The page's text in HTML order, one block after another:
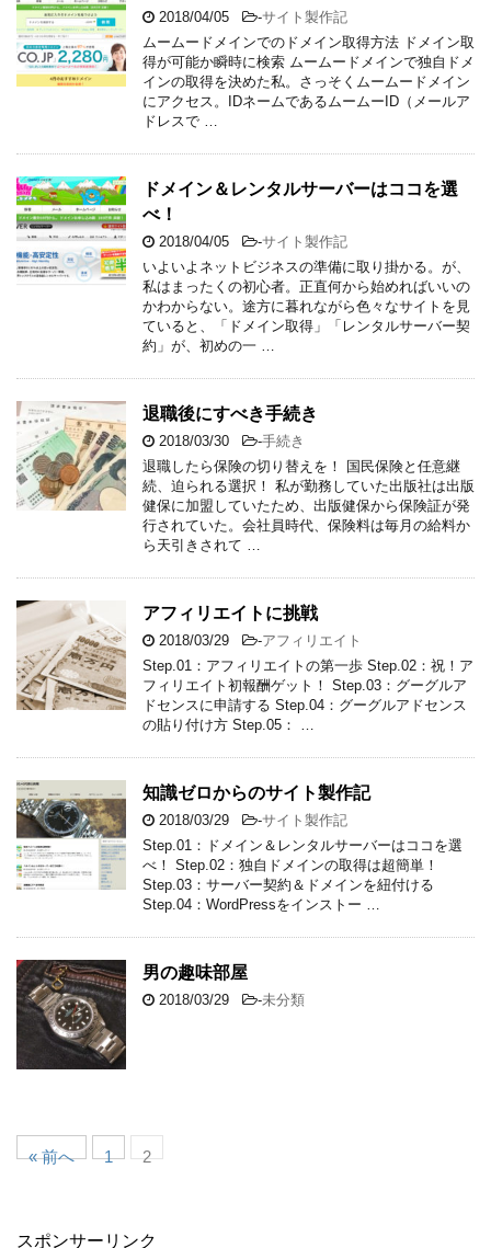
2018/04/05 -サイト製作記
ムームードメインでのドメイン取得方法 ドメイン取
得が可能か瞬時に検索 ムームードメインで独自ドメ
インの取得を決めた私。さっそくムームードメイン
にアクセス。IDネームであるムームーID（メールア
ドレスで …
ドメイン＆レンタルサーバーはココを選
べ！
2018/04/05 -サイト製作記
いよいよネットビジネスの準備に取り掛かる。が、
私はまったくの初心者。正直何から始めればいいの
かわからない。途方に暮れながら色々なサイトを見
ていると、「ドメイン取得」「レンタルサーバー契
約」が、初めの一 …
退職後にすべき手続き
2018/03/30 -手続き
退職したら保険の切り替えを！ 国民保険と任意継
続、迫られる選択！ 私が勤務していた出版社は出版
健保に加盟していたため、出版健保から保険証が発
行されていた。会社員時代、保険料は毎月の給料か
ら天引きされて …
アフィリエイトに挑戦
2018/03/29 -アフィリエイト
Step.01：アフィリエイトの第一歩 Step.02：祝！ア
フィリエイト初報酬ゲット！ Step.03：グーグルア
ドセンスに申請する Step.04：グーグルアドセンス
の貼り付け方 Step.05： …
知識ゼロからのサイト製作記
2018/03/29 -サイト製作記
Step.01：ドメイン＆レンタルサーバーはココを選
べ！ Step.02：独自ドメインの取得は超簡単！
Step.03：サーバー契約＆ドメインを紐付ける
Step.04：WordPressをインストー …
男の趣味部屋
2018/03/29 -未分類
« 前へ 1 2
スポンサーリンク